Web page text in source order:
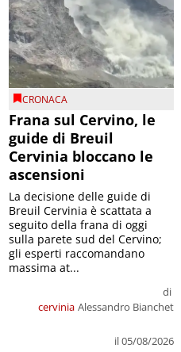
CRONACA
Frana sul Cervino, le
guide di Breuil
Cervinia bloccano le
ascensioni
cervinia
di
Alessandro Bianchet
il 05/08/2026
La decisione delle guide di
Breuil Cervinia è scattata a
seguito della frana di oggi
sulla parete sud del Cervino;
gli esperti raccomandano
massima at...